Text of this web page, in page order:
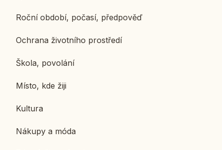
Roční období, počasí, před­po­věď
Ochra­na ži­vot­ní­ho pro­stře­dí
Škola, po­vo­lá­ní
Místo, kde žiji
Kul­tu­ra
Nákupy a móda